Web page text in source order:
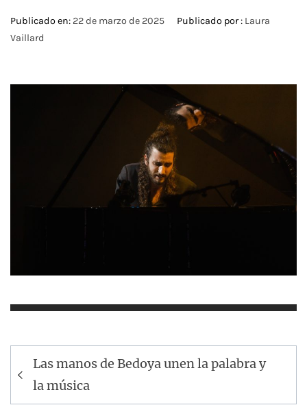
Publicado en: 22 de marzo de 2025 Publicado por : Laura
Vaillard
Navegación
de
entradas
Las manos de Bedoya unen la palabra y
la música